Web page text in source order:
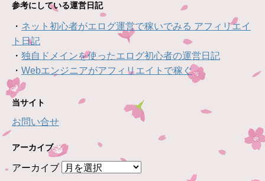
参考にしている運営日記
・ ネット初心者がエログ運営で稼いでみる アフィリエイ
ト日記
・ 独自ドメインを使ったエログ初心者の運営日記
・ Webエンジニアがアフィリエイトで稼ぐ
当サイト
お問い合せ
アーカイブ
アーカイブ